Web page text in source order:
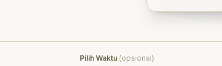
Pilih Waktu (opsional)